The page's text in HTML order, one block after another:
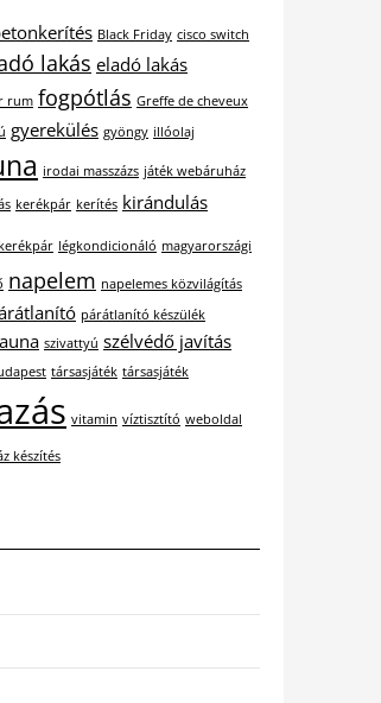
Black Friday cisco switch
lakás eladó lakás
rum fogpótlás Greffe de cheveux
gyerekülés gyöngy illóolaj
irodai masszázs játék webáruház
kerékpár kerítés kirándulás
légkondicionáló magyarországi
napelem napelemes közvilágítás
párátlanító készülék
szivattyú szélvédő javítás
társasjáték társasjáték
vitamin víztisztító weboldal
készítés